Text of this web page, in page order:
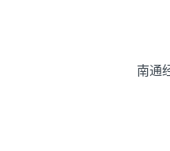
南通